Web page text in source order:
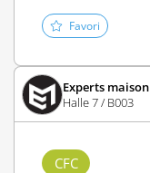
Favori
Experts maison
Halle 7 / B003
CFC